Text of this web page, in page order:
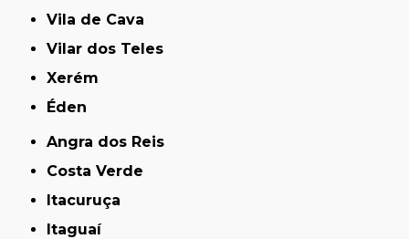
Vila de Cava
Vilar dos Teles
Xerém
Éden
Angra dos Reis
Costa Verde
Itacuruça
Itaguaí